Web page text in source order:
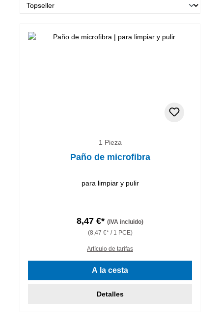
1 Pieza
Paño de microfibra
para limpiar y pulir
8,47 €* (IVA incluido)
(8,47 €* / 1 PCE)
Artículo de tarifas
A la cesta
Detalles